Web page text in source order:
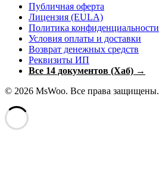
Публичная оферта
Лицензия (EULA)
Политика конфиденциальности
Условия оплаты и доставки
Возврат денежных средств
Реквизиты ИП
Все 14 документов (Хаб) →
© 2026 MsWoo. Все права защищены.